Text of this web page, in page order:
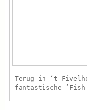
Terug in ‘t
fantastische ‘Fish